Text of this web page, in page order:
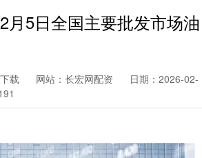
月5日全国主要批发市场油
载 网站：长宏网配资
日期：2026-02-